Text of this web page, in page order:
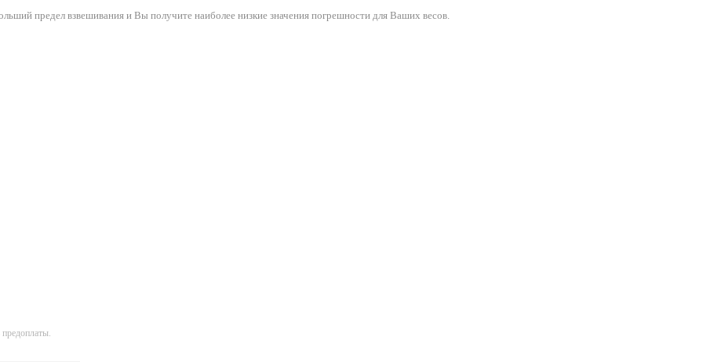
предел взвешивания и Вы получите наиболее низкие значения погрешности для Ваших весов.